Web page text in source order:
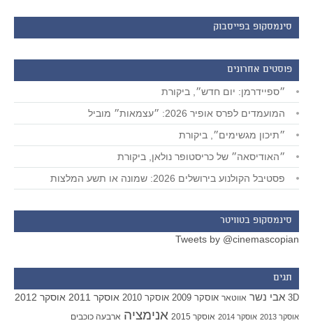
סינמסקופ בפייסבוק
פוסטים אחרונים
״ספיידרמן: יום חדש״, ביקורת
המועמדים לפרס אופיר 2026: ״עצמאות״ מוביל
״תיכון מגשימים״, ביקורת
״האודיסאה״ של כריסטופר נולאן, ביקורת
פסטיבל הקולנוע בירושלים 2026: שמונה או תשע המלצות
סינמסקופ בטוויטר
Tweets by @cinemascopian
תגים
3D אבי נשר אווטאר אוסקר 2009 אוסקר 2010 אוסקר 2011 אוסקר 2012
אוסקר 2013 אוסקר 2014 אוסקר 2015 אנימציה ארבעה כוכבים